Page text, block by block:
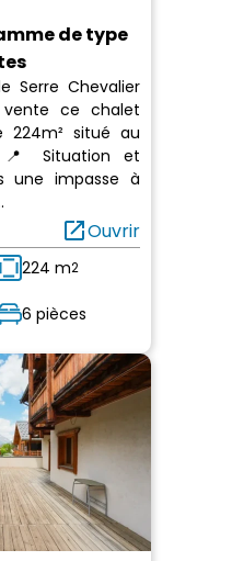
de type
Serre Chevalier
ce chalet
224m² situé au
Situation et
une impasse à
open_in_newOuvrir
224 m2
6 pièces